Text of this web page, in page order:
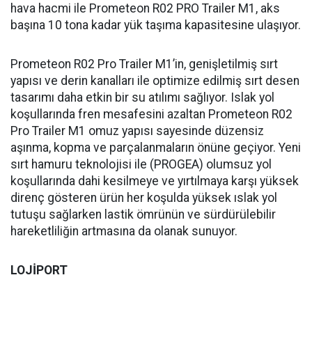
hava hacmi ile Prometeon R02 PRO Trailer M1, aks
başına 10 tona kadar yük taşıma kapasitesine ulaşıyor.
Prometeon R02 Pro Trailer M1’in, genişletilmiş sırt
yapısı ve derin kanalları ile optimize edilmiş sırt desen
tasarımı daha etkin bir su atılımı sağlıyor. Islak yol
koşullarında fren mesafesini azaltan Prometeon R02
Pro Trailer M1 omuz yapısı sayesinde düzensiz
aşınma, kopma ve parçalanmaların önüne geçiyor. Yeni
sırt hamuru teknolojisi ile (PROGEA) olumsuz yol
koşullarında dahi kesilmeye ve yırtılmaya karşı yüksek
direnç gösteren ürün her koşulda yüksek ıslak yol
tutuşu sağlarken lastik ömrünün ve sürdürülebilir
hareketliliğin artmasına da olanak sunuyor.
LOJİPORT